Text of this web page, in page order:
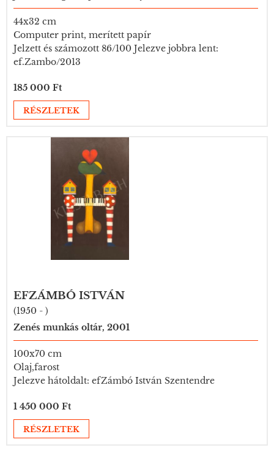
44x32 cm
Computer print, merített papír
Jelzett és számozott 86/100 Jelezve jobbra lent:
ef.Zambo/2013
185 000 Ft
RÉSZLETEK
EFZÁMBÓ ISTVÁN
(1950 - )
Zenés munkás oltár, 2001
100x70 cm
Olaj,farost
Jelezve hátoldalt: efZámbó István Szentendre
1 450 000 Ft
RÉSZLETEK